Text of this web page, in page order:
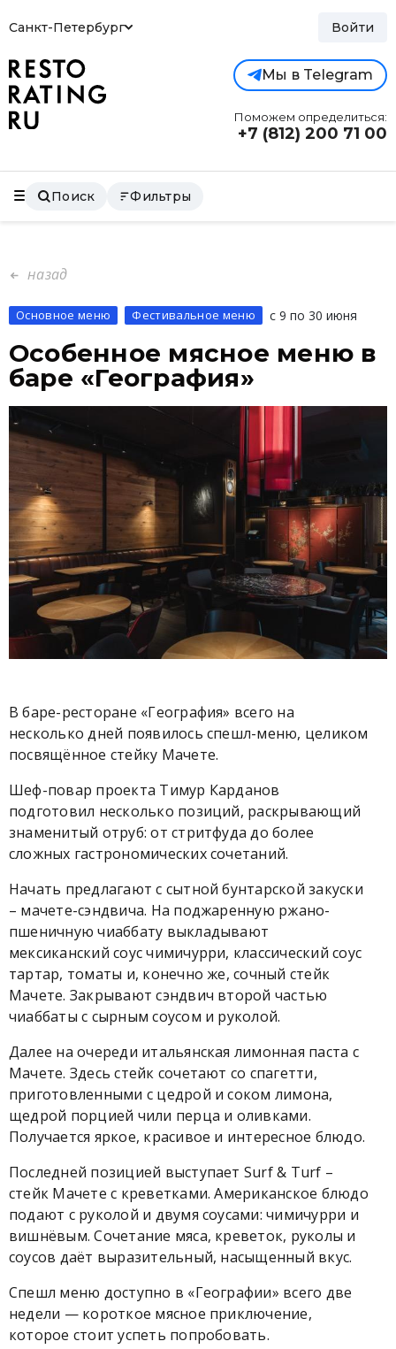
Санкт-Петербург Войти
Мы в Telegram
Поможем определиться:
+7 (812) 200 71 00
Поиск Фильтры
назад
Основное меню Фестивальное меню с 9 по 30 июня
Особенное мясное меню в
баре «География»
В баре-ресторане «География» всего на
несколько дней появилось спешл-меню, целиком
посвящённое стейку Мачете.
Шеф-повар проекта Тимур Карданов
подготовил несколько позиций, раскрывающий
знаменитый отруб: от стритфуда до более
сложных гастрономических сочетаний.
Начать предлагают с сытной бунтарской закуски
– мачете-сэндвича. На поджаренную ржано-
пшеничную чиаббату выкладывают
мексиканский соус чимичурри, классический соус
тартар, томаты и, конечно же, сочный стейк
Мачете. Закрывают сэндвич второй частью
чиаббаты с сырным соусом и руколой.
Далее на очереди итальянская лимонная паста с
Мачете. Здесь стейк сочетают со спагетти,
приготовленными с цедрой и соком лимона,
щедрой порцией чили перца и оливками.
Получается яркое, красивое и интересное блюдо.
Последней позицией выступает Surf & Turf –
стейк Мачете с креветками. Американское блюдо
подают с руколой и двумя соусами: чимичурри и
вишнёвым. Сочетание мяса, креветок, руколы и
соусов даёт выразительный, насыщенный вкус.
Спешл меню доступно в «Географии» всего две
недели — короткое мясное приключение,
которое стоит успеть попробовать.